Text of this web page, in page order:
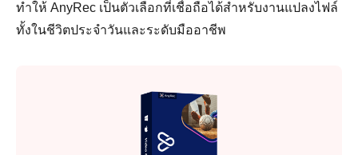
ทำให้ AnyRec เป็นตัวเลือกที่เชื่อถือได้สำหรับงานแปลงไฟล์
ทั้งในชีวิตประจำวันและระดับมืออาชีพ